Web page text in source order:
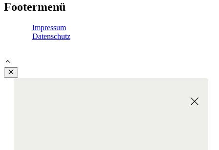
Footermenü
Impressum
Datenschutz
Schließen